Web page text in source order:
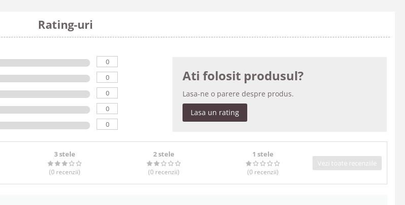
Rating-uri
0
0
0
0
0
Ati folosit produsul?
Lasa-ne o parere despre produs.
Lasa un rating
3 stele
(0 recenzii)
2 stele
(0 recenzii)
1 stele
(0 recenzii)
Vezi toate recenziile